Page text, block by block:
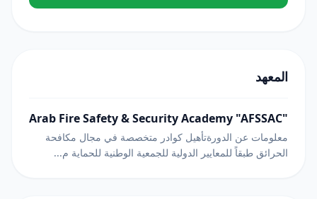
المعهد
Arab Fire Safety & Security Academy "AFSSAC"
معلومات عن الدورةتأهيل كوادر متخصصة في مجال مكافحة
الحرائق طبقاً للمعايير الدولية للجمعية الوطنية للحماية م...